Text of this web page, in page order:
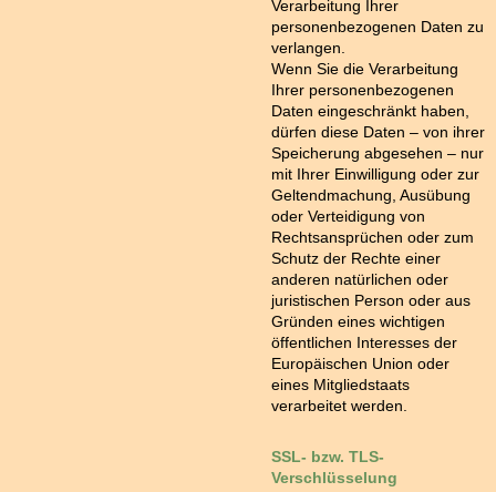
Verarbeitung Ihrer
personenbezogenen Daten zu
verlangen.
Wenn Sie die Verarbeitung
Ihrer personenbezogenen
Daten eingeschränkt haben,
dürfen diese Daten – von ihrer
Speicherung abgesehen – nur
mit Ihrer Einwilligung oder zur
Geltendmachung, Ausübung
oder Verteidigung von
Rechtsansprüchen oder zum
Schutz der Rechte einer
anderen natürlichen oder
juristischen Person oder aus
Gründen eines wichtigen
öffentlichen Interesses der
Europäischen Union oder
eines Mitgliedstaats
verarbeitet werden.
SSL- bzw. TLS-
Verschlüsselung